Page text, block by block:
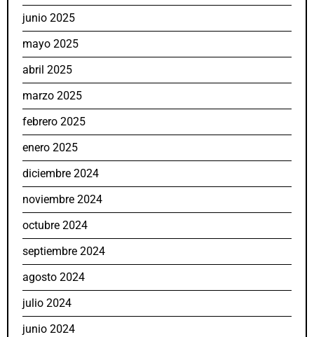
junio 2025
mayo 2025
abril 2025
marzo 2025
febrero 2025
enero 2025
diciembre 2024
noviembre 2024
octubre 2024
septiembre 2024
agosto 2024
julio 2024
junio 2024